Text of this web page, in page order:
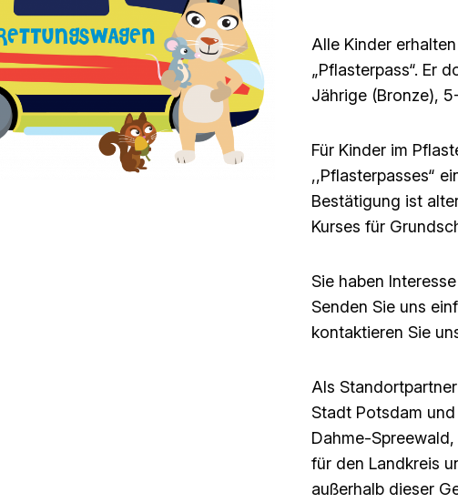
Alle Kinder
„Pflasterpass“. Er
Jährige (Bronze),
Für Kinder im
,,Pflasterpasses“
Bestätigung ist
Kurses für
Sie haben
Senden Sie uns
kontaktieren Sie
Als
Stadt Potsdam
Dahme-
für den Landkreis
außerhalb dieser